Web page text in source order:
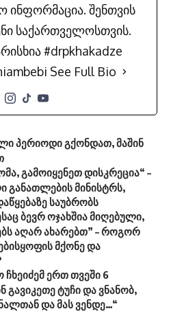
ინფორმაცია. შენთვის
საქართველოსთვის.
#drpkhakadze
See Full Bio
პერიოდი გქონდათ, მაშინ
გამოიყენეთ დისკრეცია“ –
განათლების მინისტრს,
საუბრობს
ბევრ ოჯახშია მიღებული,
აღარ ახარებთ” – როგორ
მქონე და
ერთ თვეში 6
ტუჩი და ვნანობ,
და მას ვენდე…“